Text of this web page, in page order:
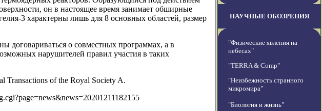
он в настоящее время занимает обширные
3 характерны лишь для 8 основных областей, размер
договариваться о совместных программах, а в
нарушителей правил участия в таких
Transactions of the Royal Society A.
НАУЧНЫЕ ОБОЗРЕНИЯ
"Физические явления на
небесах"
"TERRA & Comp"
"Неизбежность странного
микромира"
"Биология и жизнь"